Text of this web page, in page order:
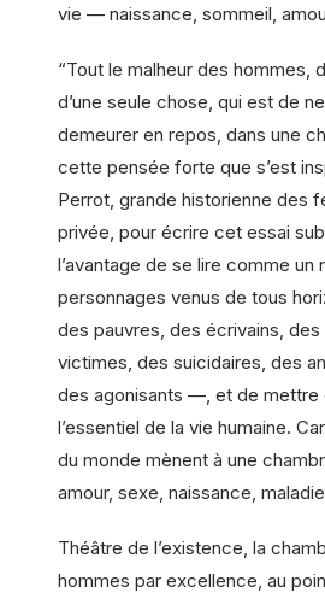
vie — naissance, sommeil,
“Tout le malheur des hommes,
d’une seule chose, qui est de
demeurer en repos, dans une
cette pensée forte que s’est
Perrot, grande historienne des
privée, pour écrire cet essai
l’avantage de se lire comme un
personnages venus de tous
des pauvres, des écrivains,
victimes, des suicidaires, des
des agonisants —, et de mettre
l’essentiel de la vie humaine.
du monde mènent à une
amour, sexe, naissance,
Théâtre de l’existence, la
hommes par excellence, au